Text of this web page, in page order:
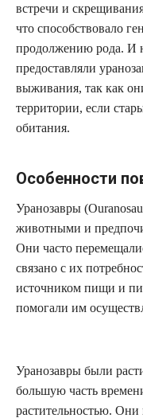
встречи и
что способствовало
продолжению рода. И
предоставляли
выживания, так как
территории, если
обитания.
Особенности
Уранозавры
животными и
Они часто
связано с их
источником пищи и
помогали им
Уранозавры были
большую часть
растительностью.